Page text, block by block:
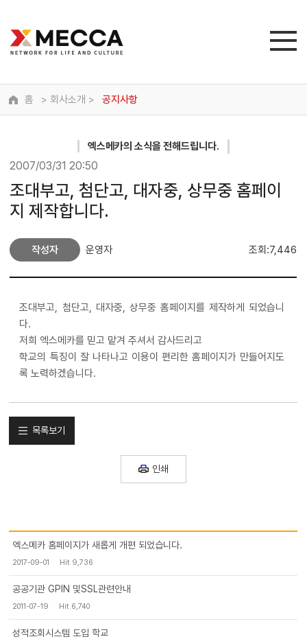
홈 > 회사소개 > 공지사항
엑스메카의 소식을 전해드립니다.
2007/03/31 20:50
조대부고, 첨단고, 대자중, 상무중 홈페이
지 제작합니다.
작성자 운영자 조회:7,446
조대부고, 첨단고, 대자중, 상무중 홈페이지를 제작하게 되었습니
다.
저희 엑스메카를 믿고 맡겨 주셔서 감사드리고
학교의 특징이 잘 나타나고 이용이 편리한 홈페이지가 만들어지도
록 노력하겠습니다.
목록보기
인쇄
엑스메카 홈페이지가 새롭게 개편 되었습니다.
2017-09-01 Hit 9,736
공공기관 GPIN 및SSL관련안내
2011-07-19 Hit 6,740
성적조회시스템 도입 학교